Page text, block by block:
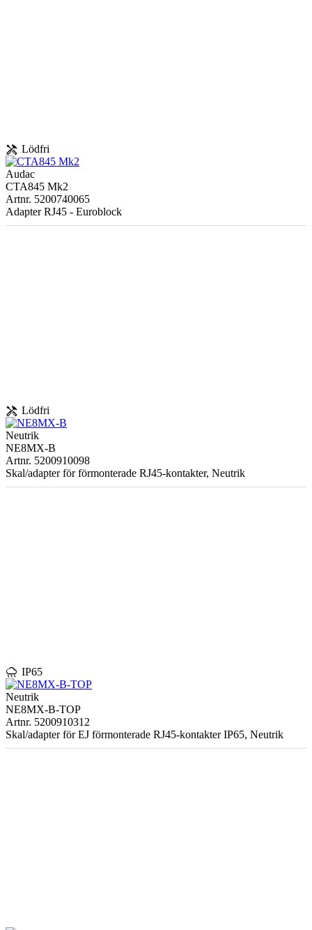
handyman Lödfri
Audac
CTA845 Mk2
Artnr. 5200740065
Adapter RJ45 - Euroblock
handyman Lödfri
Neutrik
NE8MX-B
Artnr. 5200910098
Skal/adapter för förmonterade RJ45-kontakter, Neutrik
rainy IP65
Neutrik
NE8MX-B-TOP
Artnr. 5200910312
Skal/adapter för EJ förmonterade RJ45-kontakter IP65, Neutrik